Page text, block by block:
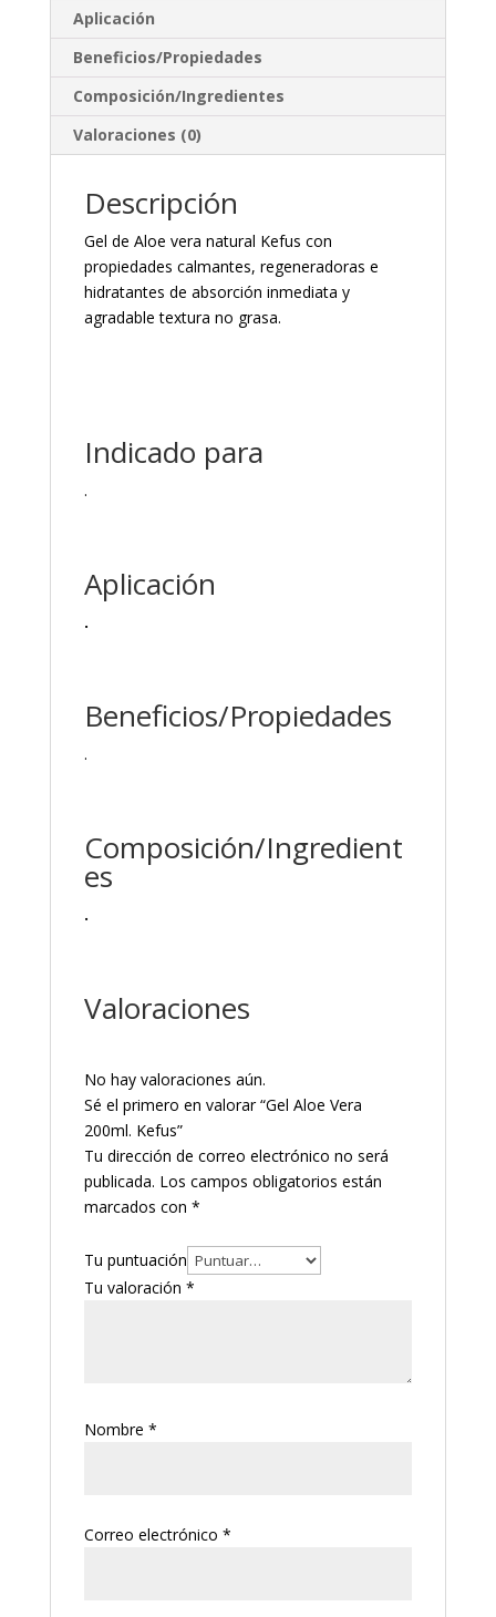
Aplicación
Beneficios/Propiedades
Composición/Ingredientes
Valoraciones (0)
Descripción
Gel de Aloe vera natural Kefus con
propiedades calmantes, regeneradoras e
hidratantes de absorción inmediata y
agradable textura no grasa.
Indicado para
.
Aplicación
.
Beneficios/Propiedades
.
Composición/Ingredient
es
.
Valoraciones
No hay valoraciones aún.
Sé el primero en valorar “Gel Aloe Vera
200ml. Kefus”
Tu dirección de correo electrónico no será
publicada. Los campos obligatorios están
marcados con *
Tu puntuación
Tu valoración *
Nombre *
Correo electrónico *